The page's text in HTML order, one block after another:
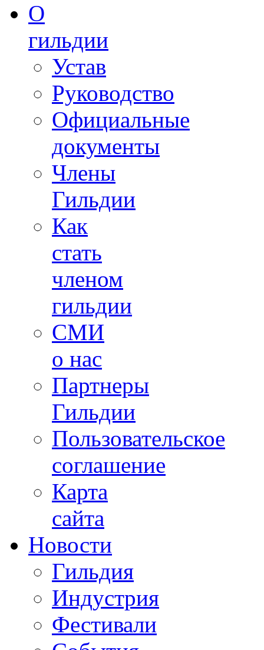
О
гильдии
Устав
Руководство
Официальные
документы
Члены
Гильдии
Как
стать
членом
гильдии
СМИ
о нас
Партнеры
Гильдии
Пользовательское
соглашение
Карта
сайта
Новости
Гильдия
Индустрия
Фестивали